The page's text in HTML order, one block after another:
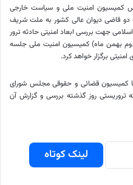
کمیسیون امنیت ملی و سیاست خارجی
قاضی دیوان عالی کشور به ملت شریف
جهت بررسی ابعاد امنیتی حادثه ترور
بهمن ماه) کمیسیون امنیت ملی جلسه
برگزار خواهد کرد.
کمیسیون قضائی و حقوقی مجلس شورای
تروریستی روز گذشته بررسی و گزارش آن
لینک کوتاه